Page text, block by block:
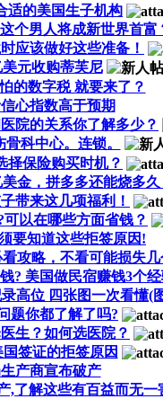
适的美国生子机构
个男人将成新世界首富
应该做好这些准备！
元收购蒂芙尼
的数字税 就要来了？
心指数高于预期
院的关系你了解多少？
科中心。连锁。
择保险购买时机？
金，拼多多还能烧多久
带来这几项福利！
以在哪些方面省钱？
要知道这些拒签原因!
攻略，不看可能损失几
? 美国做民宿赚钱3个
高位 四张图一次看懂(
题你都了解了吗?
生？如何选医院？
签证的拒签原因
产商宣布破产
,了解这些有百益而无一